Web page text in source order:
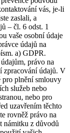
vás, je-li
zaslali, a
– čl. 6 odst. 1
vaše osobní údaje
údajů na
a) GDPR.
právo na
zpracování údajů. V
pro plnění smlouvy
služeb nebo
nebo pro
uzavřením těchto
rovněž právo na
námitku z důvodů